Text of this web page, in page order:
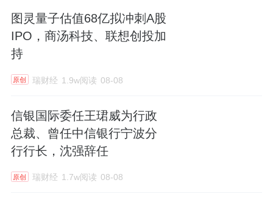
图灵量子估值68亿拟冲刺A股
IPO，商汤科技、联想创投加
持
原创 瑞财经 1.9w阅读 08-08
信银国际委任王珺威为行政
总裁、曾任中信银行宁波分
行行长，沈强辞任
原创 瑞财经 1.7w阅读 08-08